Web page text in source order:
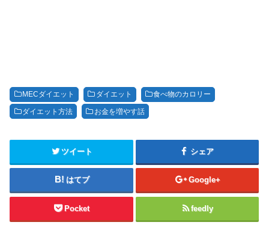
MECダイエット ダイエット 食べ物のカロリー
ダイエット方法 お金を増やす話
ツイート シェア
はてブ Google+
Pocket feedly